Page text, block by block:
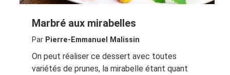
Marbré aux mirabelles
Par Pierre-Emmanuel Malissin
On peut réaliser ce dessert avec toutes
variétés de prunes, la mirabelle étant quant